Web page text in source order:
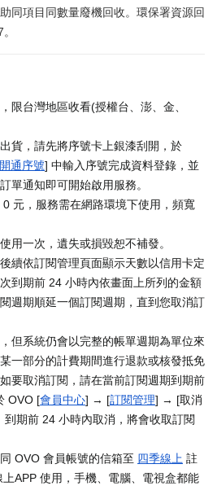
同項目同數量廢機回收。環保署資源回
限台灣地區收看(授權台、澎、金、
貨，請先將序號卡上銀漆刮開，於
開通序號] 中輸入序號完成資料登錄，並
單通知即可開始啟用服務。
元，服務需在網路環境下使用，頻寬
用一次，遺失或損毀恕不補發。
續依訂閱管理頁面顯示天數以信用卡定
到期前 24 小時內依畫面上所列的金額
週期順延一個訂閱週期，直到您取消訂
但系統仍會以完整的帳單週期為單位來
一部分的計費期間進行退款或核發抵免
要取消訂閱，請在當前訂閱週期到期前
OVO [會員中心] → [訂閱管理] → [取消
期前 24 小時內取消，將會收取訂閱
OVO 會員帳號的信箱至 四季線上 註
APP 使用，手機、電腦、電視盒都能